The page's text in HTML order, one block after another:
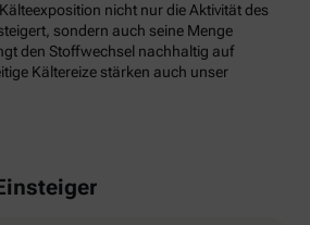
nicht nur die Aktivität des
sondern auch seine Menge
den Stoffwechsel nachhaltig auf
Kältereize stärken auch unser